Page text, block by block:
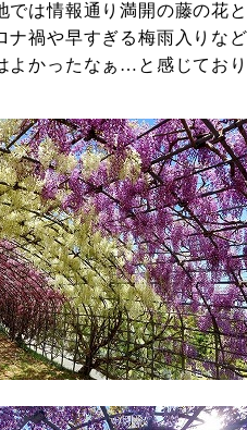
は情報通り満開の藤の花と
禍や早すぎる梅雨入りなど
よかったなぁ…と感じており